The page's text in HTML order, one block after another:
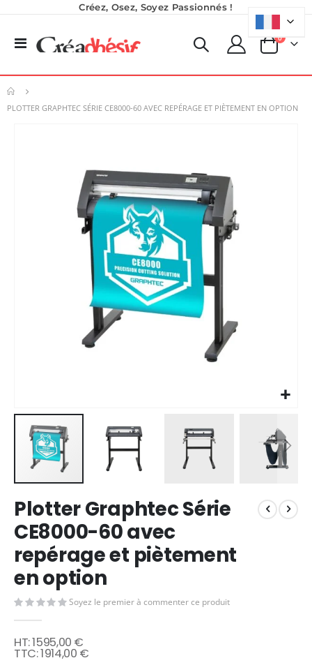
Créez, Osez, Soyez Passionnés !
Basculer
Panier
0produits
PLOTTER GRAPHTEC SÉRIE CE8000-60 AVEC REPÉRAGE ET PIÈTEMENT EN OPTION
to
the
beginning
of
the
images
Plotter Graphtec Série
CE8000-60 avec
repérage et piètement
en option
Soyez le premier à commenter ce produit
1 914,00 €
1 595,00 €